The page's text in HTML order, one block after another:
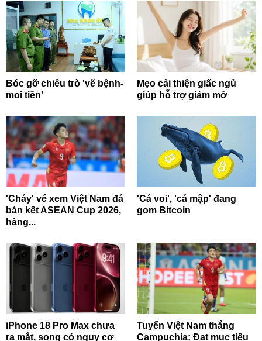
Bóc gỡ chiêu trò 'vẽ bệnh-
moi tiền'
Mẹo cải thiện giấc ngủ
giúp hỗ trợ giảm mỡ
'Cháy' vé xem Việt Nam đá
bán kết ASEAN Cup 2026,
hàng...
'Cá voi', 'cá mập' đang
gom Bitcoin
iPhone 18 Pro Max chưa
ra mắt, song có nguy cơ
Tuyển Việt Nam thắng
Campuchia: Đạt mục tiêu